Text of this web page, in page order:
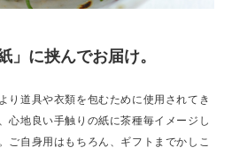
」に挟んでお届け。
り道具や衣類を包むために使用されてき
心地良い手触りの紙に茶種毎イメージし
ご自身用はもちろん、ギフトまでかしこ